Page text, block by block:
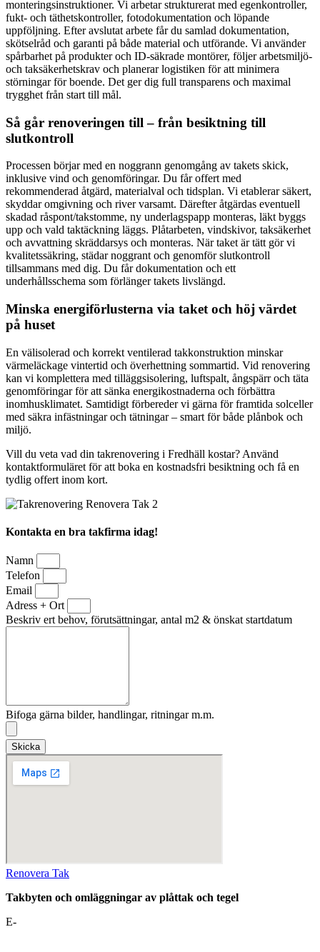
monteringsinstruktioner. Vi arbetar strukturerat med egenkontroller,
fukt- och täthetskontroller, fotodokumentation och löpande
uppföljning. Efter avslutat arbete får du samlad dokumentation,
skötselråd och garanti på både material och utförande. Vi använder
spårbarhet på produkter och ID-säkrade montörer, följer arbetsmiljö-
och taksäkerhetskrav och planerar logistiken för att minimera
störningar för boende. Det ger dig full transparens och maximal
trygghet från start till mål.
Så går renoveringen till – från besiktning till
slutkontroll
Processen börjar med en noggrann genomgång av takets skick,
inklusive vind och genomföringar. Du får offert med
rekommenderad åtgärd, materialval och tidsplan. Vi etablerar säkert,
skyddar omgivning och river varsamt. Därefter åtgärdas eventuell
skadad råspont/takstomme, ny underlagspapp monteras, läkt byggs
upp och vald taktäckning läggs. Plåtarbeten, vindskivor, taksäkerhet
och avvattning skräddarsys och monteras. När taket är tätt gör vi
kvalitetssäkring, städar noggrant och genomför slutkontroll
tillsammans med dig. Du får dokumentation och ett
underhållsschema som förlänger takets livslängd.
Minska energiförlusterna via taket och höj värdet
på huset
En välisolerad och korrekt ventilerad takkonstruktion minskar
värmeläckage vintertid och överhettning sommartid. Vid renovering
kan vi komplettera med tilläggsisolering, luftspalt, ångspärr och täta
genomföringar för att sänka energikostnaderna och förbättra
inomhusklimatet. Samtidigt förbereder vi gärna för framtida solceller
med säkra infästningar och tätningar – smart för både plånbok och
miljö.
Vill du veta vad din takrenovering i Fredhäll kostar? Använd
kontaktformuläret för att boka en kostnadsfri besiktning och få en
tydlig offert inom kort.
Kontakta en bra takfirma idag!
Namn
Telefon
Email
Adress + Ort
Beskriv ert behov, förutsättningar, antal m2 & önskat startdatum
Bifoga gärna bilder, handlingar, ritningar m.m.
Skicka
Renovera Tak
Takbyten och omläggningar av plåttak och tegel
E-